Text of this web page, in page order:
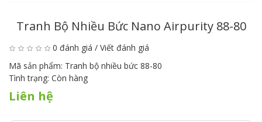
Tranh Bộ Nhiều Bức Nano Airpurity 88-80
0 đánh giá / Viết đánh giá
Mã sản phẩm: Tranh bộ nhiều bức 88-80
Tình trạng: Còn hàng
Liên hệ